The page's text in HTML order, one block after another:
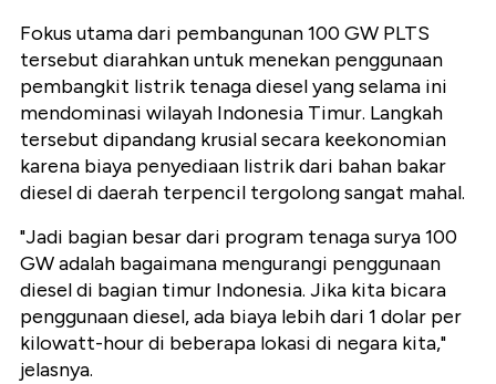
Fokus utama dari pembangunan 100 GW PLTS
tersebut diarahkan untuk menekan penggunaan
pembangkit listrik tenaga diesel yang selama ini
mendominasi wilayah Indonesia Timur. Langkah
tersebut dipandang krusial secara keekonomian
karena biaya penyediaan listrik dari bahan bakar
diesel di daerah terpencil tergolong sangat mahal.
"Jadi bagian besar dari program tenaga surya 100
GW adalah bagaimana mengurangi penggunaan
diesel di bagian timur Indonesia. Jika kita bicara
penggunaan diesel, ada biaya lebih dari 1 dolar per
kilowatt-hour di beberapa lokasi di negara kita,"
jelasnya.